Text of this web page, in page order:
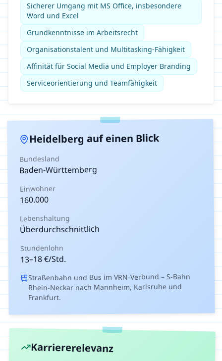
Sicherer Umgang mit MS Office, insbesondere
Word und Excel
Grundkenntnisse im Arbeitsrecht
Organisationstalent und Multitasking-Fähigkeit
Affinität für Social Media und Employer Branding
Serviceorientierung und Teamfähigkeit
Heidelberg auf einen Blick
Bundesland
Baden-Württemberg
Einwohner
160.000
Lebenshaltung
Überdurchschnittlich
Stundenlohn
13–18€/Std.
Straßenbahn und Bus im VRN-Verbund – S-Bahn
Rhein-Neckar nach Mannheim, Karlsruhe und
Frankfurt.
Karriererelevanz